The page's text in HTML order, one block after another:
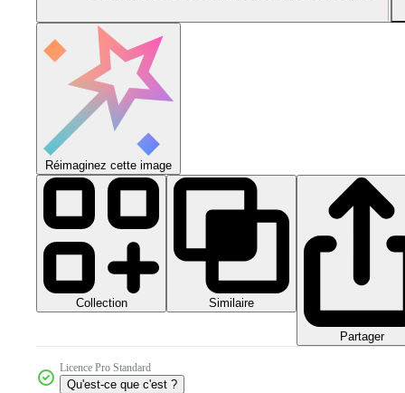
Réimaginez cette image
Collection Similaire
Partager
Licence Pro Standard
Qu'est-ce que c'est ?